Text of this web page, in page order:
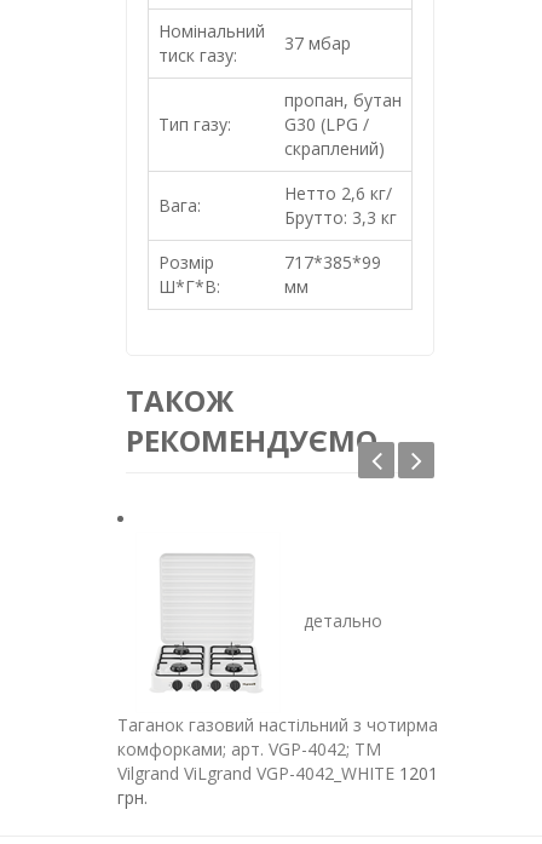
Номінальний
тиск газу:
37 мбар
Тип газу:
пропан, бутан
G30 (LPG /
скраплений)
Вага:
Нетто 2,6 кг/
Брутто: 3,3 кг
Розмір
Ш*Г*В:
717*385*99
мм
ТАКОЖ
РЕКОМЕНДУЄМО
детально
Таганок газовий настільний з чотирма
комфорками; арт. VGP-4042; ТМ
Vilgrand ViLgrand VGP-4042_WHITE 1201
грн.